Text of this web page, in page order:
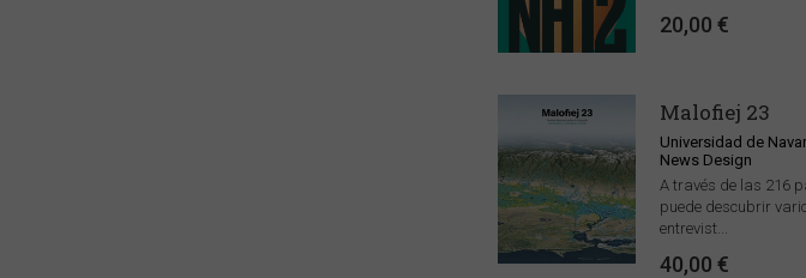
20,00 €
Malofiej 23
Universidad de
News Design
A través de las 216
puede descubrir
entrevist...
40,00 €